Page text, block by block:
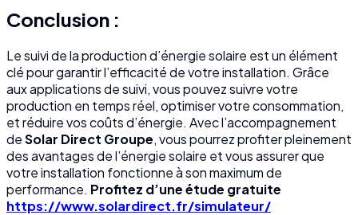
Conclusion :
Le suivi de la production d’énergie solaire est un élément
clé pour garantir l’efficacité de votre installation. Grâce
aux applications de suivi, vous pouvez suivre votre
production en temps réel, optimiser votre consommation,
et réduire vos coûts d’énergie. Avec l’accompagnement
deSolar Direct Groupe, vous pourrez profiter pleinement
des avantages de l’énergie solaire et vous assurer que
votre installation fonctionne à son maximum de
performance. Profitez d’une étude gratuite
https://www.solardirect.fr/simulateur/